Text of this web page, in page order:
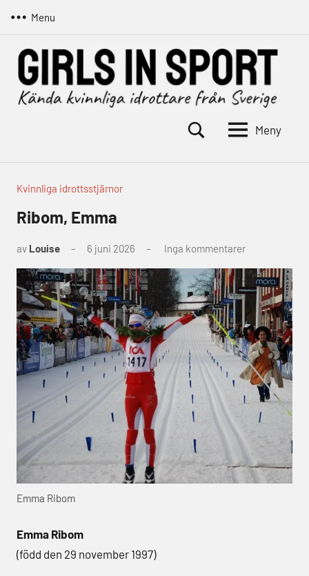
innehåll
Menu
in
sport
från
Meny
Kvinnliga idrottsstjärnor
Ribom, Emma
av Louise 6 juni 2026 Inga kommentarer
Emma Ribom
Emma Ribom
(född den 29 november 1997)